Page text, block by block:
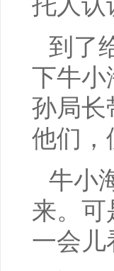
到了
下牛小
孙局长
他们，
牛小
来。可
一会儿